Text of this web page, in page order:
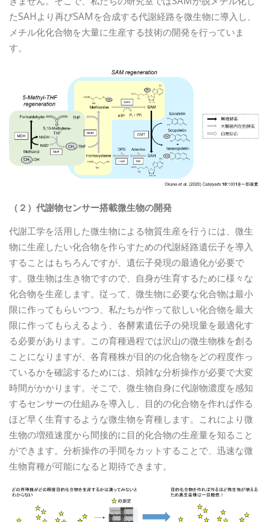
たSAHより再びSAMを合成する代謝経路を微生物に導入し、
メチル化化合物を大量に生産する技術の開発を行っていま
す。
（２）代謝物センサー搭載微生物の開発
代謝工学を活用した微生物による物質生産を行うには、微生
物に生産したい化合物を作らすための代謝経路遺伝子を導入
することはもちろんですが、遺伝子発現の最適化が必要で
す。微生物は生き物ですので、自身が生育するために様々な
化合物を生産します。従って、微生物に必要な化合物は最小
限に作ってもらいつつ、私たちが作って欲しい化合物を最大
限に作ってもらえるよう、各酵素遺伝子の発現量を最適化す
る必要があります。この育種過程では沢山の微生物株を創る
ことになりますが、各育種株が目的の化合物をどの程度作っ
ているかを確認するためには、煩雑な分析操作が必要で大変
時間がかかります。そこで、微生物自身に代謝物濃度を感知
するセンサーの仕組みを導入し、目的の化合物を作れば作る
ほど早く生育するような微生物を育種します。これにより微
生物の増殖速度から間接的に目的化合物の生産量を知ること
ができます。分析操作の手間をカットすることで、迅速な微
生物育種が可能になると期待できます。